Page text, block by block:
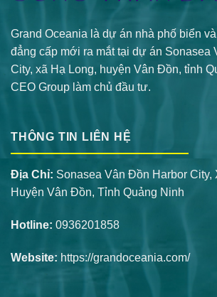
Grand Oceania là dự án nhà phố biển
đẳng cấp mới ra mắt tại dự án Sonasea
City, xã Hạ Long, huyện Vân Đồn, tỉnh
CEO Group làm chủ đầu tư.
THÔNG TIN LIÊN HỆ
Địa Chỉ: Sonasea Vân Đồn Harbor City,
Huyện Vân Đồn, Tỉnh Quảng Ninh
Hotline: 0936201858
Website: https://grandoceania.com/